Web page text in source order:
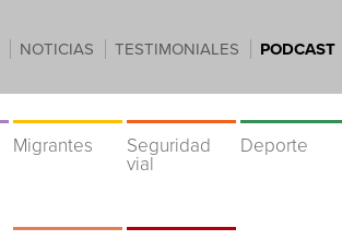
NOTICIAS TESTIMONIALES PODCAST
Migrantes
Seguridad
vial
Deporte